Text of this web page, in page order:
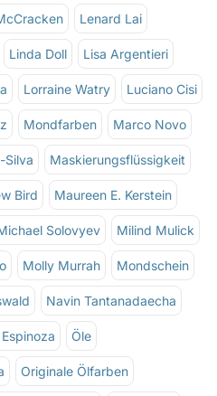
Lenard Lai
Linda Doll Lisa Argentieri
Lorraine Watry Luciano Cisi
Mondfarben Marco Novo
Silva Maskierungsflüssigkeit
Bird Maureen E. Kerstein
Solovyev Milind Mulick
Molly Murrah Mondschein
Navin Tantanadaecha
Öle
Originale Ölfarben